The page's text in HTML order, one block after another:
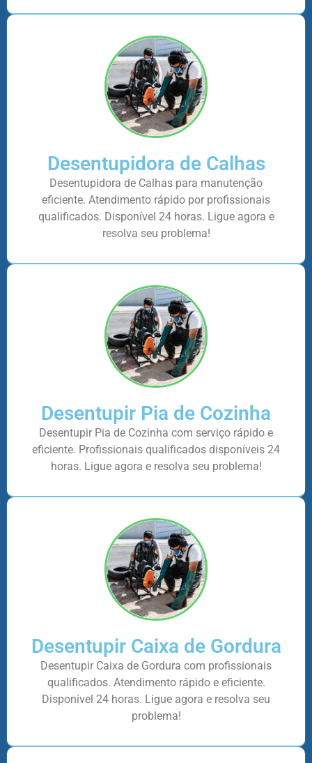
Desentupidora de Calhas
Desentupidora de Calhas para manutenção
eficiente. Atendimento rápido por profissionais
qualificados. Disponível 24 horas. Ligue agora e
resolva seu problema!
Desentupir Pia de Cozinha
Desentupir Pia de Cozinha com serviço rápido e
eficiente. Profissionais qualificados disponíveis 24
horas. Ligue agora e resolva seu problema!
Desentupir Caixa de Gordura
Desentupir Caixa de Gordura com profissionais
qualificados. Atendimento rápido e eficiente.
Disponível 24 horas. Ligue agora e resolva seu
problema!